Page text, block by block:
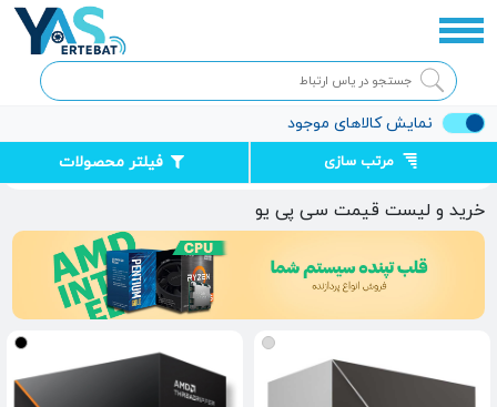
نمایش کالاهای موجود
مرتب سازی فیلتر محصولات قطعات کامپیوتر
خرید و لیست قیمت سی پی یو